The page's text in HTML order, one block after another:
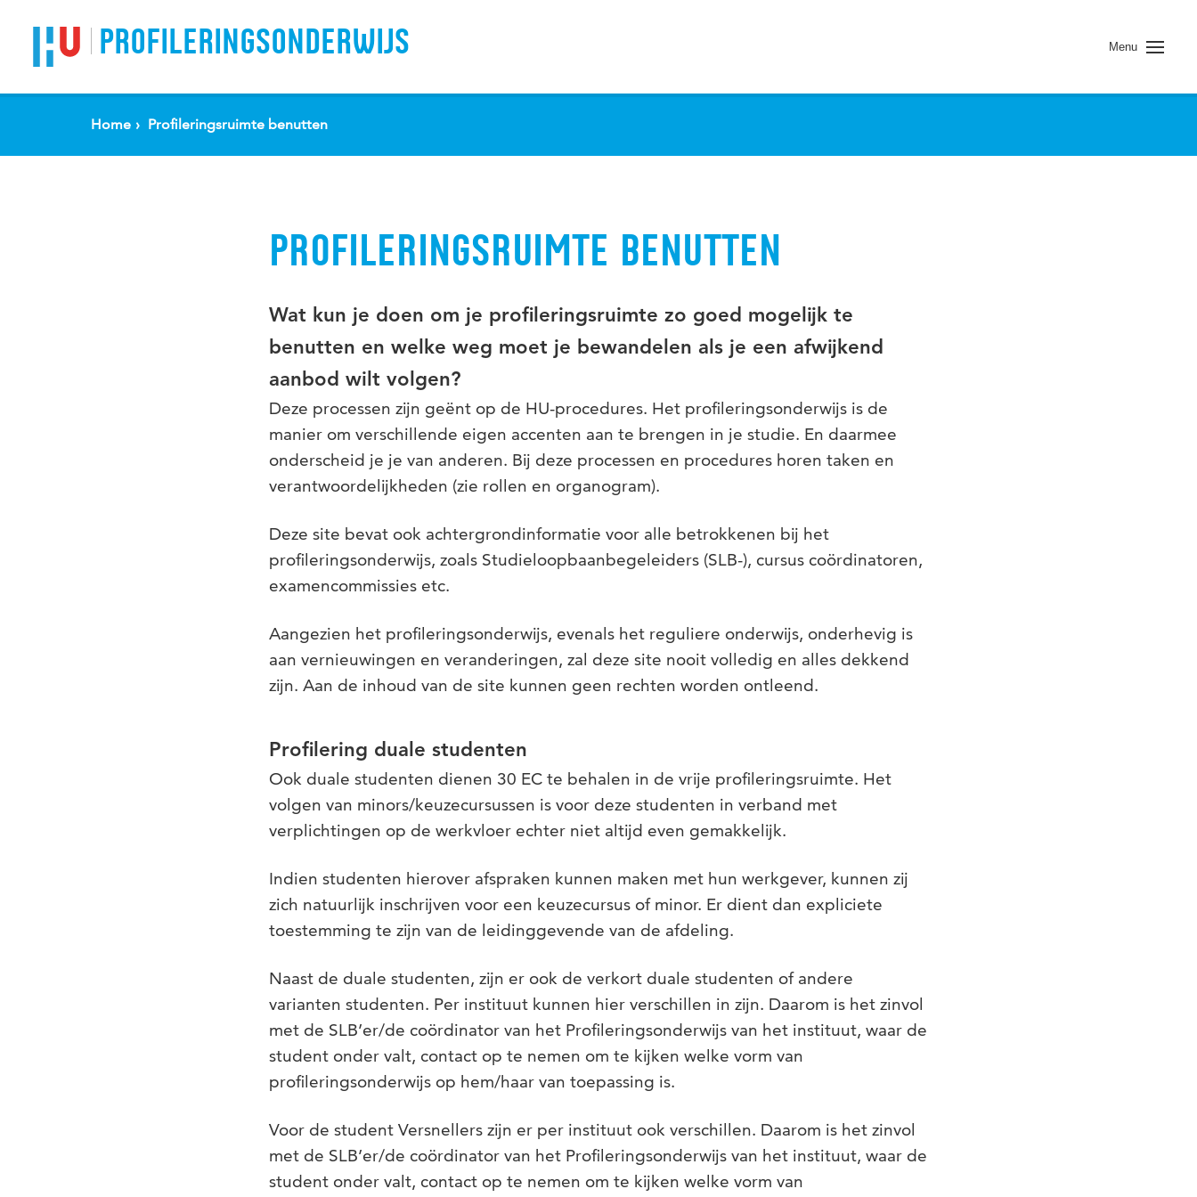
PROFILERINGSONDERWIJS Menu
Home Profileringsruimte benutten
PROFILERINGSRUIMTE BENUTTEN
Wat kun je doen om je profileringsruimte zo goed mogelijk te
benutten en welke weg moet je bewandelen als je een afwijkend
aanbod wilt volgen?
Deze processen zijn geënt op de HU-procedures. Het profileringsonderwijs is de
manier om verschillende eigen accenten aan te brengen in je studie. En daarmee
onderscheid je je van anderen. Bij deze processen en procedures horen taken en
verantwoordelijkheden (zie rollen en organogram).
Deze site bevat ook achtergrondinformatie voor alle betrokkenen bij het
profileringsonderwijs, zoals Studieloopbaanbegeleiders (SLB-), cursus coördinatoren,
examencommissies etc.
Aangezien het profileringsonderwijs, evenals het reguliere onderwijs, onderhevig is
aan vernieuwingen en veranderingen, zal deze site nooit volledig en alles dekkend
zijn. Aan de inhoud van de site kunnen geen rechten worden ontleend.
Profilering duale studenten
Ook duale studenten dienen 30 EC te behalen in de vrije profileringsruimte. Het
volgen van minors/keuzecursussen is voor deze studenten in verband met
verplichtingen op de werkvloer echter niet altijd even gemakkelijk.
Indien studenten hierover afspraken kunnen maken met hun werkgever, kunnen zij
zich natuurlijk inschrijven voor een keuzecursus of minor. Er dient dan expliciete
toestemming te zijn van de leidinggevende van de afdeling.
Naast de duale studenten, zijn er ook de verkort duale studenten of andere
varianten studenten. Per instituut kunnen hier verschillen in zijn. Daarom is het zinvol
met de SLB’er/de coördinator van het Profileringsonderwijs van het instituut, waar de
student onder valt, contact op te nemen om te kijken welke vorm van
profileringsonderwijs op hem/haar van toepassing is.
Voor de student Versnellers zijn er per instituut ook verschillen. Daarom is het zinvol
met de SLB’er/de coördinator van het Profileringsonderwijs van het instituut, waar de
student onder valt, contact op te nemen om te kijken welke vorm van